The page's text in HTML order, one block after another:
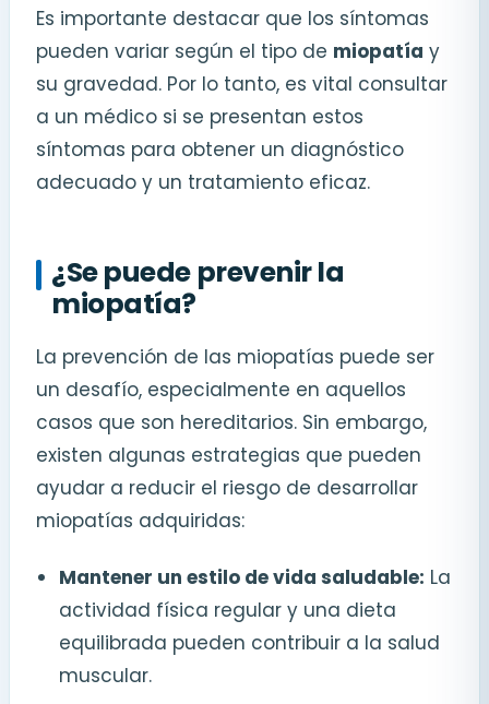
Es importante destacar que los síntomas
pueden variar según el tipo de miopatía y
su gravedad. Por lo tanto, es vital consultar
a un médico si se presentan estos
síntomas para obtener un diagnóstico
adecuado y un tratamiento eficaz.
¿Se puede prevenir la
miopatía?
La prevención de las miopatías puede ser
un desafío, especialmente en aquellos
casos que son hereditarios. Sin embargo,
existen algunas estrategias que pueden
ayudar a reducir el riesgo de desarrollar
miopatías adquiridas:
Mantener un estilo de vida saludable: La
actividad física regular y una dieta
equilibrada pueden contribuir a la salud
muscular.